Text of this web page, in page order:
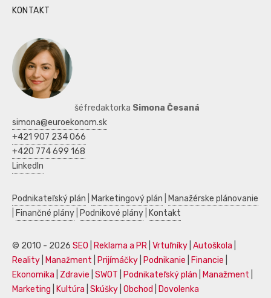
KONTAKT
šéfredaktorka Simona Česaná
simona@euroekonom.sk
+421 907 234 066
+420 774 699 168
LinkedIn
Podnikateľský plán Marketingový plán
Manažérske plánovanie
Finančné plány Podnikové plány Kontakt
© 2010 - 2026 SEO Reklama a PR Vrtuľníky Autoškola
Reality
Manažment Prijímáčky Podnikanie Financie
Ekonomika
Zdravie SWOT Podnikateľský plán Manažment
Marketing
Kultúra Skúšky Obchod Dovolenka